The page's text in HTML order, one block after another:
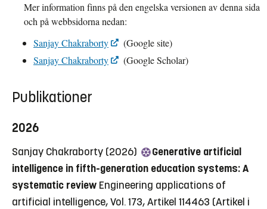
Mer information finns på den engelska versionen av denna sida
och på webbsidorna nedan:
Sanjay Chakraborty
(Google site)
Sanjay Chakraborty
(Google Scholar)
Publikationer
2026
Sanjay Chakraborty (2026)
Generative artificial
intelligence in fifth-generation education systems: A
systematic review Engineering applications of
artificial intelligence, Vol. 173, Artikel 114463 (Artikel i